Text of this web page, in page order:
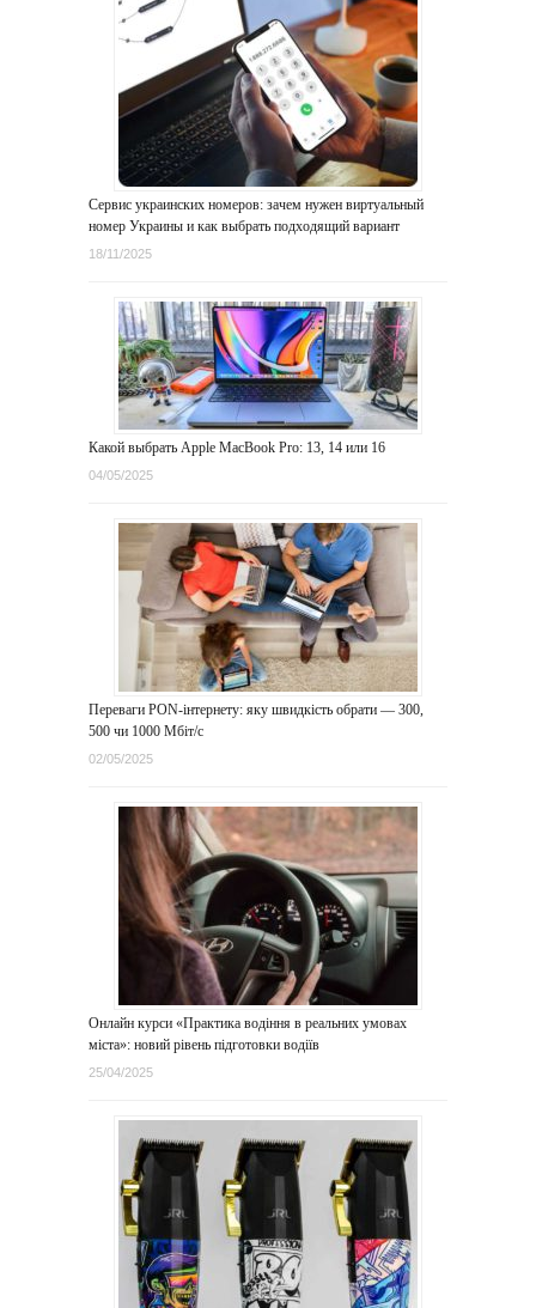
Сервис украинских номеров: зачем нужен виртуальный
номер Украины и как выбрать подходящий вариант
18/11/2025
Какой выбрать Apple MacBook Pro: 13, 14 или 16
04/05/2025
Переваги PON-інтернету: яку швидкість обрати — 300,
500 чи 1000 Мбіт/с
02/05/2025
Онлайн курси «Практика водіння в реальних умовах
міста»: новий рівень підготовки водіїв
25/04/2025